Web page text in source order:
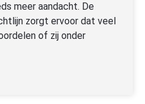
meer aandacht. De
zorgt ervoor dat veel
of zij onder